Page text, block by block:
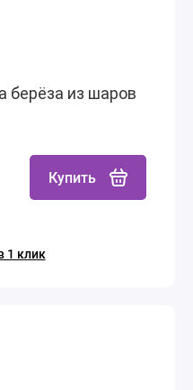
берёза из шаров
Купить
1 клик